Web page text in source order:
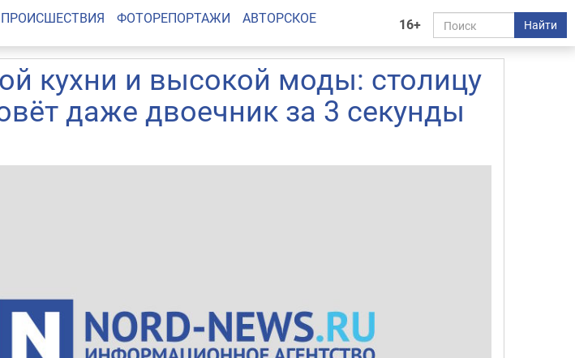
16+ Найти
ПРОИСШЕСТВИЯ ФОТОРЕПОРТАЖИ АВТОРСКОЕ
кухни и высокой моды: столицу
даже двоечник за 3 секунды